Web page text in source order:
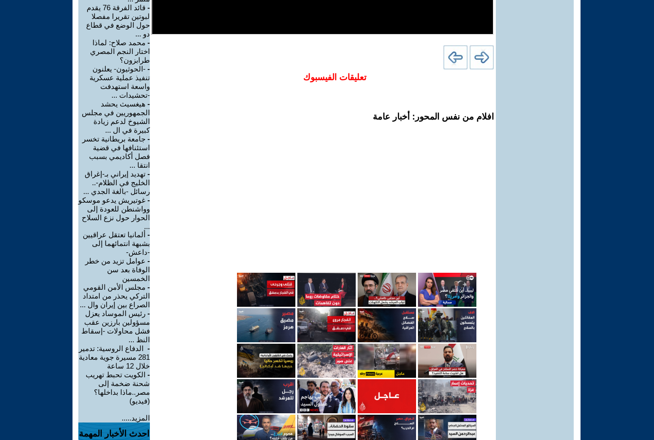
تعليقات الفيسبوك
افلام من نفس المحور: أخبار عامة
-
قائد الفرقة 76 يقدم
لبوتين تقريرا مفصلا
حول الوضع في قطاع
دو ...
- محمد صلاح: لماذا
اختار النجم المصري
طرابزون؟
- -الحوثيون- يعلنون
تنفيذ عملية عسكرية
واسعة استهدفت
-تحشيدات ...
- هيغسيث يحشد
الجمهوريين في مجلس
الشيوخ لدعم زيادة
كبيرة في ال ...
- جامعة بريطانية تخسر
استئنافها في قضية
فصل أكاديمي بسبب
انتقا ...
- تهديد إيراني بـ-إغراق
الخليج في الظلام-..
رسائل -بالغة الجدي ...
- غوتيريش يدعو موسكو
وواشنطن للعودة إلى
الحوار حول نزع السلاح
...
- ألمانيا تعتقل عراقيين
بشبهة انتمائهما إلى
-داعش-
- عوامل تزيد من خطر
الوفاة بعد سن
الخمسين
- مجلس الأمن القومي
التركي يحذر من امتداد
الصراع بين إيران وال ...
- رئيس الموساد يعزل
مسؤولين بارزين عقب
فشل محاولات -إسقاط
النظ ...
- الدفاع الروسية: تدمير
281 مسيرة جوية معادية
خلال 12 ساعة
- الكويت تحبط تهريب
شحنة ضخمة إلى
مصر..ماذا بداخلها؟
(فيديو)
المزيد.....
احدث الأخبار المهمة